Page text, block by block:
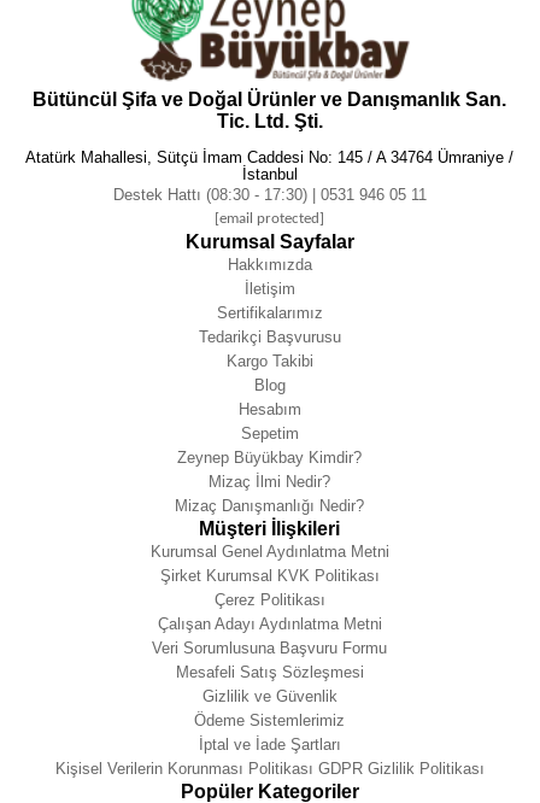
Bütüncül Şifa ve Doğal Ürünler ve Danışmanlık San.
Tic. Ltd. Şti.
Atatürk Mahallesi, Sütçü İmam Caddesi No: 145 / A 34764 Ümraniye /
İstanbul
Destek Hattı (08:30 - 17:30) | 0531 946 05 11
[email protected]
Kurumsal Sayfalar
Hakkımızda
İletişim
Sertifikalarımız
Tedarikçi Başvurusu
Kargo Takibi
Blog
Hesabım
Sepetim
Zeynep Büyükbay Kimdir?
Mizaç İlmi Nedir?
Mizaç Danışmanlığı Nedir?
Müşteri İlişkileri
Kurumsal Genel Aydınlatma Metni
Şirket Kurumsal KVK Politikası
Çerez Politikası
Çalışan Adayı Aydınlatma Metni
Veri Sorumlusuna Başvuru Formu
Mesafeli Satış Sözleşmesi
Gizlilik ve Güvenlik
Ödeme Sistemlerimiz
İptal ve İade Şartları
Kişisel Verilerin Korunması Politikası GDPR Gizlilik Politikası
Popüler Kategoriler